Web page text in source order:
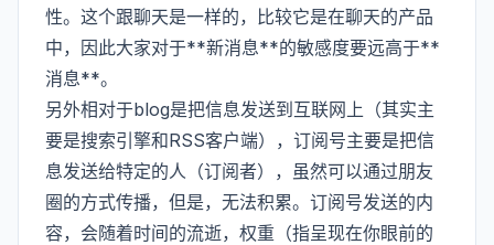
性。这个跟聊天是一样的，比较它是在聊天的产品
中，因此大家对于**新消息**的敏感度要远高于**
消息**。
另外相对于blog是把信息发送到互联网上（其实主
要是搜索引擎和RSS客户端），订阅号主要是把信
息发送给特定的人（订阅者），虽然可以通过朋友
圈的方式传播，但是，无法积累。订阅号发送的内
容，会随着时间的流逝，权重（指呈现在你眼前的